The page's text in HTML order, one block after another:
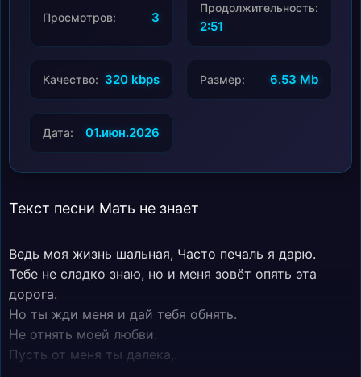
Просмотров: 3
Продолжительность:
2:51
Качество: 320 kbps Размер: 6.53 Mb
Дата: 01.июн.2026
Текст песни Мать не знает
Ведь моя жизнь шальная, Часто печаль я дарю.
Тебе не сладко знаю, но и меня зовёт опять эта
дорога.
Но ты жди меня и дай тебя обнять.
Не отнять моей любви.
Пусть от меня ты далека,.